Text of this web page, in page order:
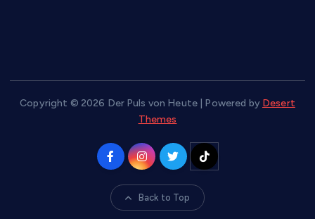
Copyright © 2026 Der Puls von Heute | Powered by Desert
Themes
Back to Top